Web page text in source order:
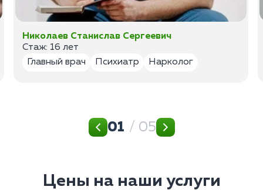
Николаев Станислав Сергеевич
Стаж: 16 лет
Главный врач
Психиатр Нарколог
01 / 05
Цены на наши услуги